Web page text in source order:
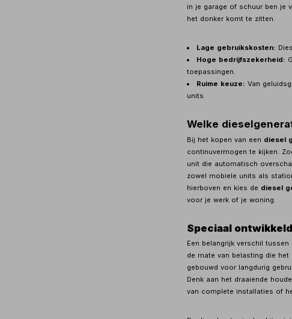
in je garage of schuur ben je
het donker komt te zitten.
Lage gebruikskosten:
Hoge bedrijfszekerheid:
toepassingen.
Ruime keuze: Van
units.
Welke
Bij het kopen van een diesel
continuvermogen te kijken.
unit die automatisch
zowel mobiele units als
hierboven en kies de diesel
voor je werk of je woning.
Speciaal
Een belangrijk verschil tussen
de mate van belasting die het
gebouwd voor langdurig
Denk aan het draaiende
van complete installaties of